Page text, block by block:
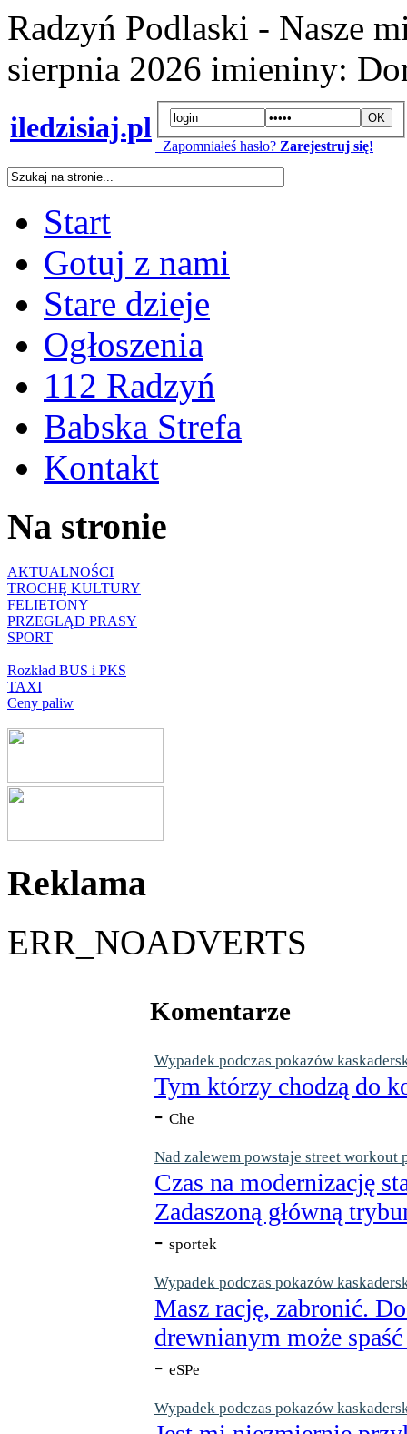
Radzyń Podlaski - Nasze
sierpnia 2026 imieniny:
iledzisiaj.pl
Zapomniałeś hasło? Zarejestruj się!
Start
Gotuj z nami
Stare dzieje
Ogłoszenia
112 Radzyń
Babska Strefa
Kontakt
Na stronie
AKTUALNOŚCI
TROCHĘ KULTURY
FELIETONY
PRZEGLĄD PRASY
SPORT
Rozkład BUS i PKS
TAXI
Ceny paliw
Reklama
ERR_NOADVERTS
Komentarze
Wypadek podczas pokazów
Tym którzy chodzą do
- Che
Nad zalewem powstaje street workout
Czas na modernizację
Zadaszoną główną
- sportek
Wypadek podczas pokazów
Masz rację, zabronić.
drewnianym może
- eSPe
Wypadek podczas pokazów